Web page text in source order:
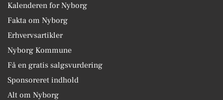
Kalenderen for Nyborg
Fakta om Nyborg
Erhvervsartikler
Nyborg Kommune
Få en gratis salgsvurdering
Sponsoreret indhold
Alt om Nyborg